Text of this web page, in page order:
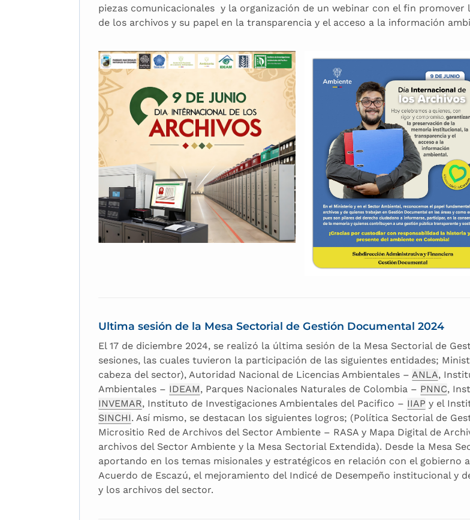
piezas comunicacionales y la organización de un webinar con el fin
de los archivos y su papel en la transparencia y el acceso a la información
Ultima sesión de la Mesa Sectorial de Gestión Documental 2024
El 17 de diciembre 2024, se realizó la última sesión de la Mesa Sectorial de
sesiones, las cuales tuvieron la participación de las siguientes entidades;
cabeza del sector), Autoridad Nacional de Licencias Ambientales – ANLA,
Ambientales – IDEAM, Parques Nacionales Naturales de Colombia – PNNC,
INVEMAR, Instituto de Investigaciones Ambientales del Pacifico – IIAP y el
SINCHI. Así mismo, se destacan los siguientes logros; (Política Sectorial de
Micrositio Red de Archivos del Sector Ambiente – RASA y Mapa Digital de
archivos del Sector Ambiente y la Mesa Sectorial Extendida). Desde la Mesa
aportando en los temas misionales y estratégicos en relación con el gobierno
Acuerdo de Escazú, el mejoramiento del Indicé de Desempeño institucional y
y los archivos del sector.